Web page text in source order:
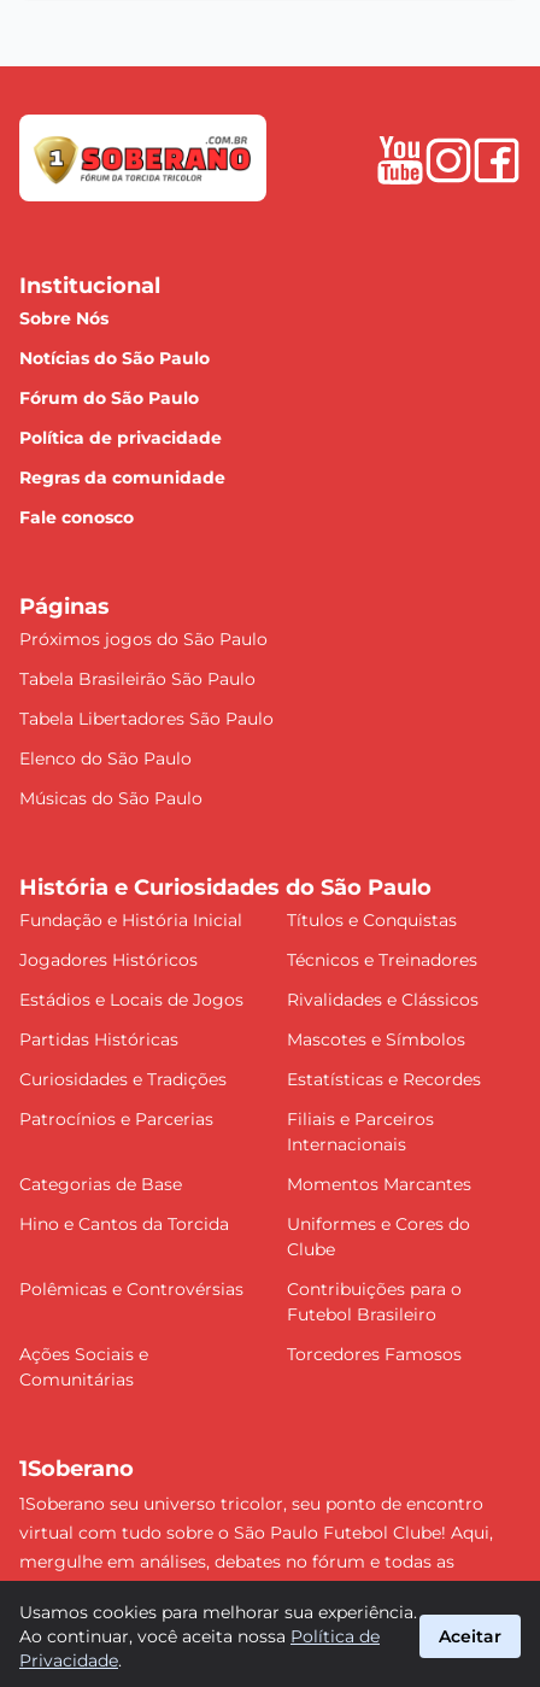
Institucional
Sobre Nós
Notícias do São Paulo
Fórum do São Paulo
Política de privacidade
Regras da comunidade
Fale conosco
Páginas
Próximos jogos do São Paulo
Tabela Brasileirão São Paulo
Tabela Libertadores São Paulo
Elenco do São Paulo
Músicas do São Paulo
História e Curiosidades do São Paulo
Fundação e História Inicial
Títulos e Conquistas
Jogadores Históricos
Técnicos e Treinadores
Estádios e Locais de Jogos
Rivalidades e Clássicos
Partidas Históricas
Mascotes e Símbolos
Curiosidades e Tradições
Estatísticas e Recordes
Patrocínios e Parcerias
Filiais e Parceiros
Internacionais
Categorias de Base
Momentos Marcantes
Hino e Cantos da Torcida
Uniformes e Cores do
Clube
Polêmicas e Controvérsias
Contribuições para o
Futebol Brasileiro
Ações Sociais e
Comunitárias
Torcedores Famosos
1Soberano
1Soberano seu universo tricolor, seu ponto de encontro
virtual com tudo sobre o São Paulo Futebol Clube! Aqui,
mergulhe em análises, debates no fórum e todas as
detalhe e faça parte dessa comunidade apaixonada pelo
tricolor paulista. #SPFC #SãoPaulo #1Soberano
Usamos cookies para melhorar sua experiência.
Ao continuar, você aceita nossa Política de
Privacidade.
Aceitar